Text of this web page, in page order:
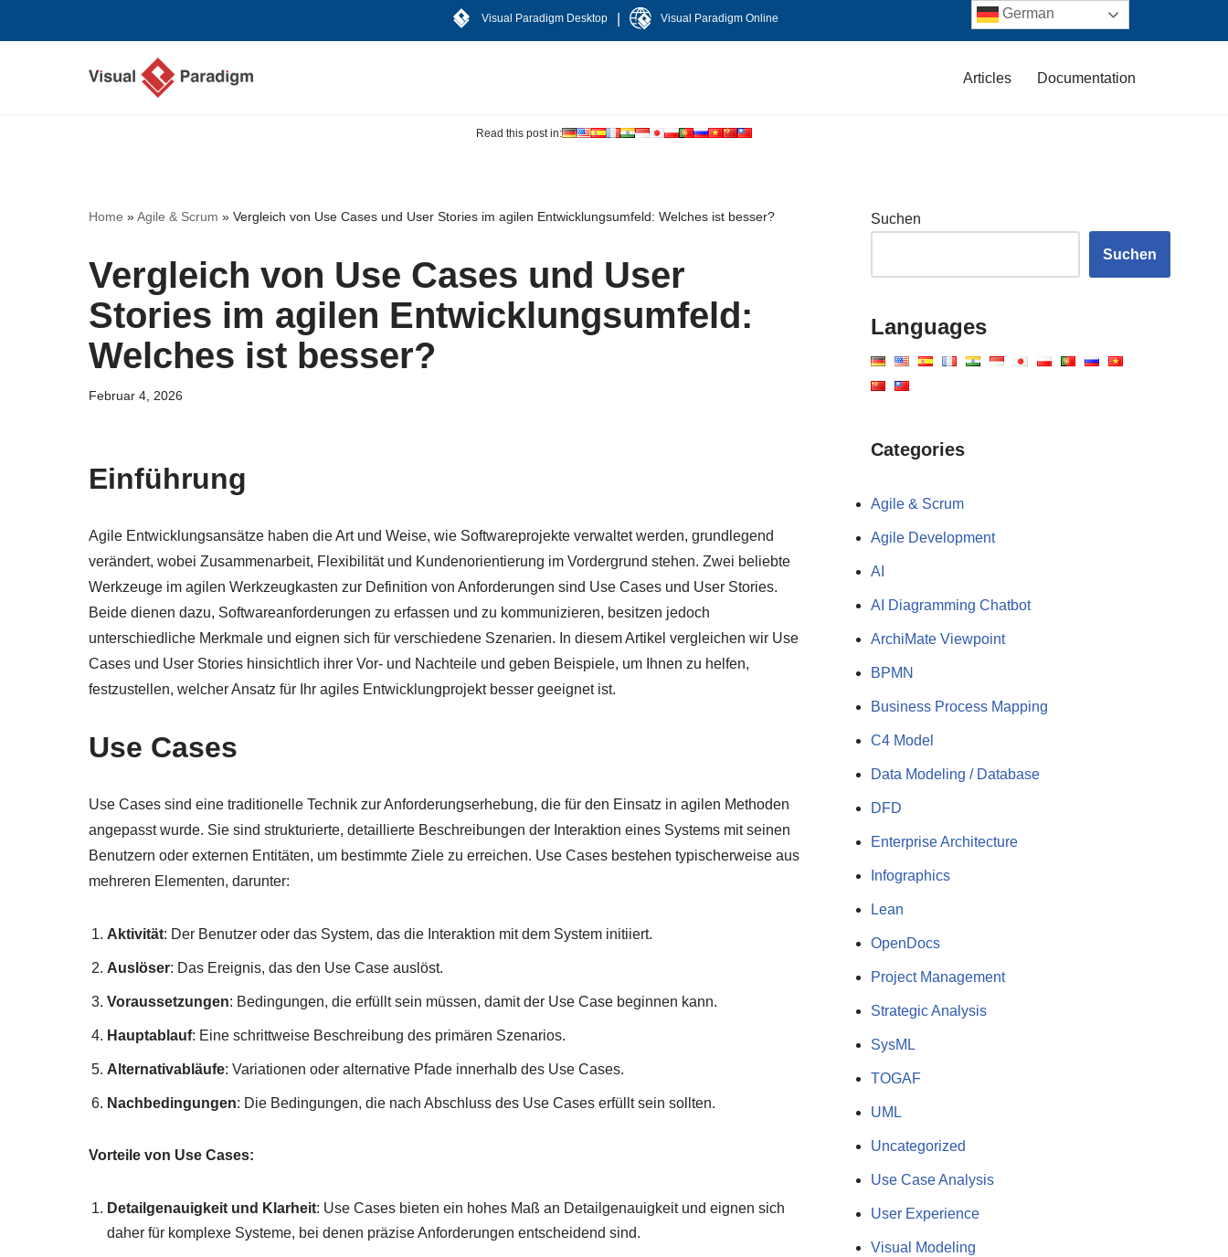
Visual Paradigm Desktop Visual Paradigm Online
Articles Documentation
Read this post in:
Home »Agile & Scrum » Vergleich von Use Cases und User Stories im agilen Entwicklungsumfeld: Welches ist besser?
Vergleich von Use Cases und User
Stories im agilen Entwicklungsumfeld:
Welches ist besser?
Februar 4, 2026
Einführung
Agile Entwicklungsansätze haben die Art und Weise, wie Softwareprojekte verwaltet werden, grundlegend
verändert, wobei Zusammenarbeit, Flexibilität und Kundenorientierung im Vordergrund stehen. Zwei beliebte
Werkzeuge im agilen Werkzeugkasten zur Definition von Anforderungen sind Use Cases und User Stories.
Beide dienen dazu, Softwareanforderungen zu erfassen und zu kommunizieren, besitzen jedoch
unterschiedliche Merkmale und eignen sich für verschiedene Szenarien. In diesem Artikel vergleichen wir Use
Cases und User Stories hinsichtlich ihrer Vor- und Nachteile und geben Beispiele, um Ihnen zu helfen,
festzustellen, welcher Ansatz für Ihr agiles Entwicklungprojekt besser geeignet ist.
Use Cases
Use Cases sind eine traditionelle Technik zur Anforderungserhebung, die für den Einsatz in agilen Methoden
angepasst wurde. Sie sind strukturierte, detaillierte Beschreibungen der Interaktion eines Systems mit seinen
Benutzern oder externen Entitäten, um bestimmte Ziele zu erreichen. Use Cases bestehen typischerweise aus
mehreren Elementen, darunter:
Aktivität: Der Benutzer oder das System, das die Interaktion mit dem System initiiert.
Auslöser: Das Ereignis, das den Use Case auslöst.
Voraussetzungen: Bedingungen, die erfüllt sein müssen, damit der Use Case beginnen kann.
Hauptablauf: Eine schrittweise Beschreibung des primären Szenarios.
Alternativabläufe: Variationen oder alternative Pfade innerhalb des Use Cases.
Nachbedingungen: Die Bedingungen, die nach Abschluss des Use Cases erfüllt sein sollten.
Vorteile von Use Cases:
Detailgenauigkeit und Klarheit: Use Cases bieten ein hohes Maß an Detailgenauigkeit und eignen sich
daher für komplexe Systeme, bei denen präzise Anforderungen entscheidend sind.
Suchen
Suchen
Languages
Categories
Agile & Scrum
Agile Development
AI
AI Diagramming Chatbot
ArchiMate Viewpoint
BPMN
Business Process Mapping
C4 Model
Data Modeling / Database
DFD
Enterprise Architecture
Infographics
Lean
OpenDocs
Project Management
Strategic Analysis
SysML
TOGAF
UML
Uncategorized
Use Case Analysis
User Experience
Visual Modeling
German